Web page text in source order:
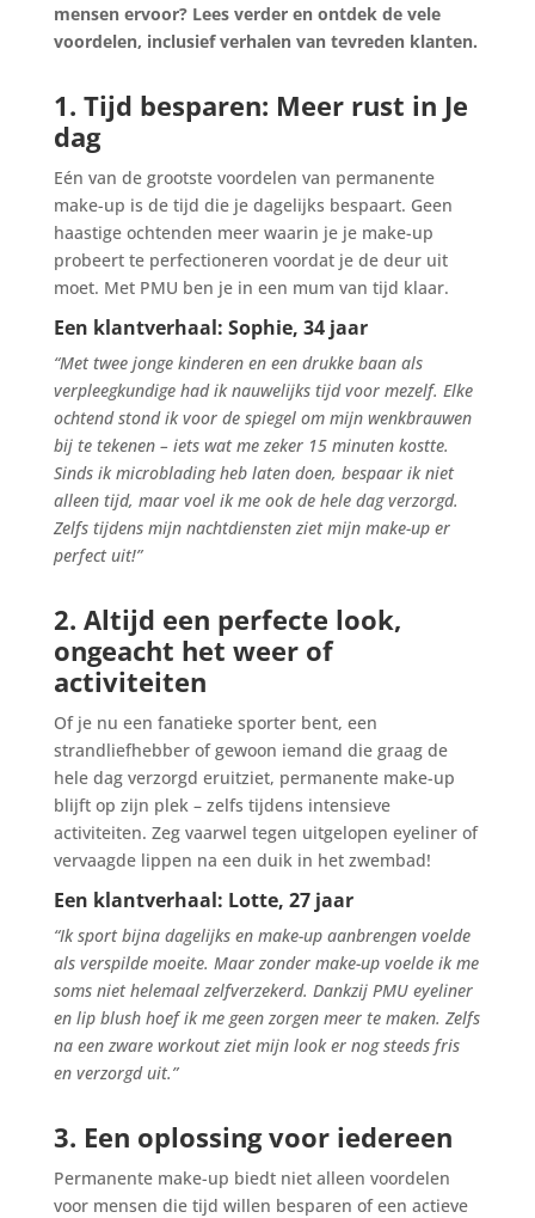
mensen ervoor? Lees verder en ontdek de vele
voordelen, inclusief verhalen van tevreden klanten.
1. Tijd besparen: Meer rust in Je
dag
Eén van de grootste voordelen van permanente
make-up is de tijd die je dagelijks bespaart. Geen
haastige ochtenden meer waarin je je make-up
probeert te perfectioneren voordat je de deur uit
moet. Met PMU ben je in een mum van tijd klaar.
Een klantverhaal: Sophie, 34 jaar
“Met twee jonge kinderen en een drukke baan als
verpleegkundige had ik nauwelijks tijd voor mezelf. Elke
ochtend stond ik voor de spiegel om mijn wenkbrauwen
bij te tekenen – iets wat me zeker 15 minuten kostte.
Sinds ik microblading heb laten doen, bespaar ik niet
alleen tijd, maar voel ik me ook de hele dag verzorgd.
Zelfs tijdens mijn nachtdiensten ziet mijn make-up er
perfect uit!”
2. Altijd een perfecte look,
ongeacht het weer of
activiteiten
Of je nu een fanatieke sporter bent, een
strandliefhebber of gewoon iemand die graag de
hele dag verzorgd eruitziet, permanente make-up
blijft op zijn plek – zelfs tijdens intensieve
activiteiten. Zeg vaarwel tegen uitgelopen eyeliner of
vervaagde lippen na een duik in het zwembad!
Een klantverhaal: Lotte, 27 jaar
“Ik sport bijna dagelijks en make-up aanbrengen voelde
als verspilde moeite. Maar zonder make-up voelde ik me
soms niet helemaal zelfverzekerd. Dankzij PMU eyeliner
en lip blush hoef ik me geen zorgen meer te maken. Zelfs
na een zware workout ziet mijn look er nog steeds fris
en verzorgd uit.”
3. Een oplossing voor iedereen
Permanente make-up biedt niet alleen voordelen
voor mensen die tijd willen besparen of een actieve